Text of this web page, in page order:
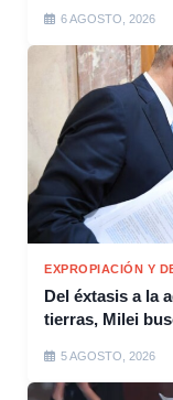
6 AGOSTO, 2026
EXPROPIACIÓN Y
Del éxtasis a la
tierras, Milei
5 AGOSTO, 2026